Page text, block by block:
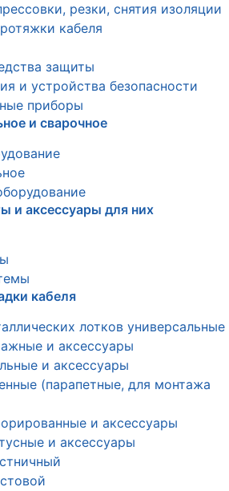
резки, снятия изоляции
кабеля
защиты
и устройства безопасности
приборы
и сварочное
и аксессуары для них
кабеля
лотков универсальные
и аксессуары
и аксессуары
(парапетные, для монтажа
и аксессуары
и аксессуары